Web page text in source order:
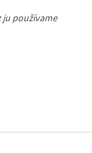
ju používame